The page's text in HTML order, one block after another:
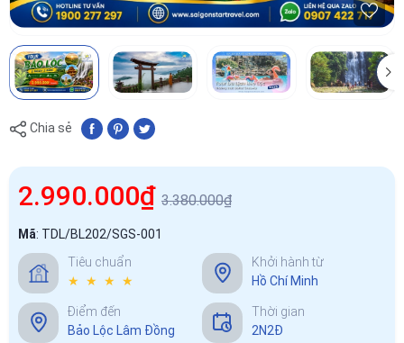
Chia sẻ
2.990.000₫ 3.380.000₫
Mã: TDL/BL202/SGS-001
Tiêu chuẩn
★ ★ ★ ★
Khởi hành từ
Hồ Chí Minh
Điểm đến
Bảo Lộc Lâm Đồng
Thời gian
2N2Đ